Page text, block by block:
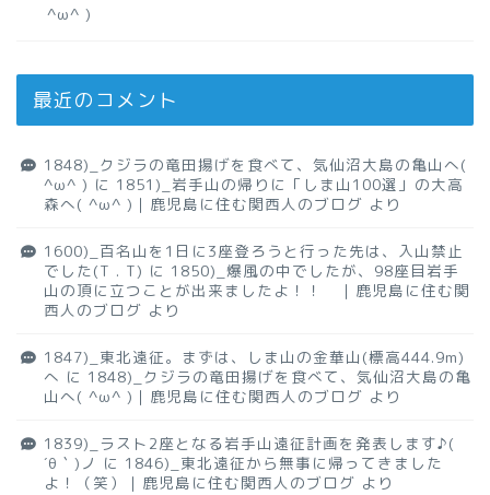
^ω^ )
最近のコメント
1848)_クジラの竜田揚げを食べて、気仙沼大島の亀山へ(
^ω^ ) に 1851)_岩手山の帰りに「しま山100選」の大高
森へ( ^ω^ )｜鹿児島に住む関西人のブログ より
1600)_百名山を1日に3座登ろうと行った先は、入山禁止
でした(T . T) に 1850)_爆風の中でしたが、98座目岩手
山の頂に立つことが出来ましたよ！！ ｜鹿児島に住む関
西人のブログ より
1847)_東北遠征。まずは、しま山の金華山(標高444.9m)
へ に 1848)_クジラの竜田揚げを食べて、気仙沼大島の亀
山へ( ^ω^ )｜鹿児島に住む関西人のブログ より
1839)_ラスト2座となる岩手山遠征計画を発表します♪(
´θ｀)ノ に 1846)_東北遠征から無事に帰ってきました
よ！（笑）｜鹿児島に住む関西人のブログ より